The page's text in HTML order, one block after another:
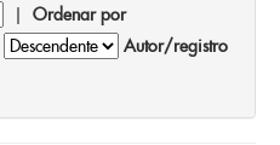
| Ordenar por
Autor/registro